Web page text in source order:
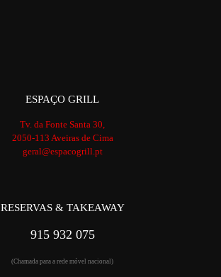
ESPAÇO GRILL
Tv. da Fonte Santa 30,
2050-113 Aveiras de Cima
geral@espacogrill.pt
RESERVAS & TAKEAWAY
915 932 075
(Chamada para a rede móvel nacional)